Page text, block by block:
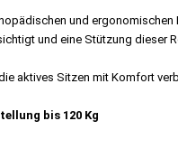
und
und eine Stützung dieser
aktives Sitzen mit Komfort
bis 120 Kg